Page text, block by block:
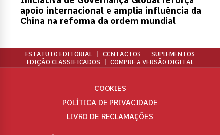
apoio internacional e amplia influência da
China na reforma da ordem mundial
ESTATUTO EDITORIAL CONTACTOS
SUPLEMENTOS
EDIÇÃO CLASSIFICADOS
COMPRE A VERSÃO DIGITAL
COOKIES
POLÍTICA DE PRIVACIDADE
LIVRO DE RECLAMAÇÕES